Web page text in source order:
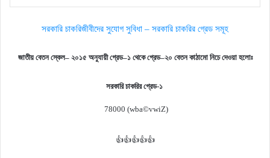
সরকারি চাকরিজীবীদের সুযোগ সুবিধা – সরকারি চাকরির গ্রেড সমূহ
জাতীয় বেতন স্কেল– ২০১৫ অনুযায়ী গ্রেড–১ থেকে গ্রেড–২০ বেতন কাঠামো নিচে দেওয়া হলোঃ
সরকারি চাকরির গ্রেড-১
78000 (wba©vwiZ)
👍👍👍👍👍